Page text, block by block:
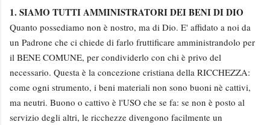
1. SIAMO TUTTI AMMINISTRATORI DEI BENI DI DIO
Quanto possediamo non è nostro, ma di Dio. E' affidato a noi da
un Padrone che ci chiede di farlo fruttificare amministrandolo per
il BENE COMUNE, per condividerlo con chi è privo del
necessario. Questa è la concezione cristiana della RICCHEZZA:
come ogni strumento, i beni materiali non sono buoni nè cattivi,
ma neutri. Buono o cattivo è l'USO che se fa: se non è posto al
servizio degli altri, le ricchezze divengono facilmente un